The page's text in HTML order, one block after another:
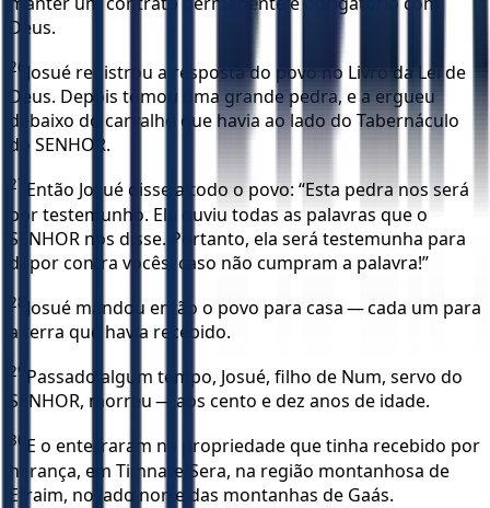
Deus.
26 Josué registrou a resposta do povo no Livro da Lei de
Deus. Depois tomou uma grande pedra, e a ergueu
debaixo do carvalho que havia ao lado do Tabernáculo
do SENHOR.
27 Então Josué disse a todo o povo: “Esta pedra nos será
por testemunho. Ela ouviu todas as palavras que o
SENHOR nos disse. Portanto, ela será testemunha para
depor contra vocês, caso não cumpram a palavra!”
28 Josué mandou então o povo para casa — cada um para
a terra que havia recebido.
29 Passado algum tempo, Josué, filho de Num, servo do
SENHOR, morreu — aos cento e dez anos de idade.
30 E o enterraram na propriedade que tinha recebido por
herança, em Timnate-Sera, na região montanhosa de
Efraim, no lado norte das montanhas de Gaás.